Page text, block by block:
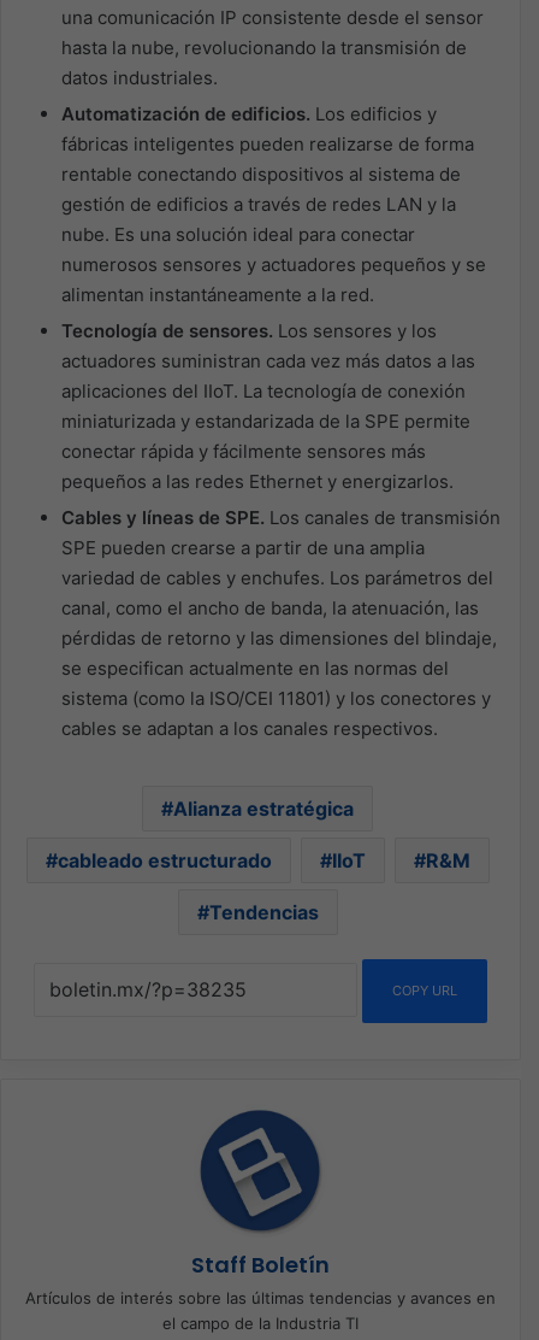
una comunicación IP consistente desde el sensor
hasta la nube, revolucionando la transmisión de
datos industriales.
Automatización de edificios. Los edificios y
fábricas inteligentes pueden realizarse de forma
rentable conectando dispositivos al sistema de
gestión de edificios a través de redes LAN y la
nube. Es una solución ideal para conectar
numerosos sensores y actuadores pequeños y se
alimentan instantáneamente a la red.
Tecnología de sensores. Los sensores y los
actuadores suministran cada vez más datos a las
aplicaciones del IIoT. La tecnología de conexión
miniaturizada y estandarizada de la SPE permite
conectar rápida y fácilmente sensores más
pequeños a las redes Ethernet y energizarlos.
Cables y líneas de SPE. Los canales de transmisión
SPE pueden crearse a partir de una amplia
variedad de cables y enchufes. Los parámetros del
canal, como el ancho de banda, la atenuación, las
pérdidas de retorno y las dimensiones del blindaje,
se especifican actualmente en las normas del
sistema (como la ISO/CEI 11801) y los conectores y
cables se adaptan a los canales respectivos.
Alianza estratégica
cableado estructurado IIoT R&M
Tendencias
COPY URL
Staff Boletín
Artículos de interés sobre las últimas tendencias y avances en
el campo de la Industria TI